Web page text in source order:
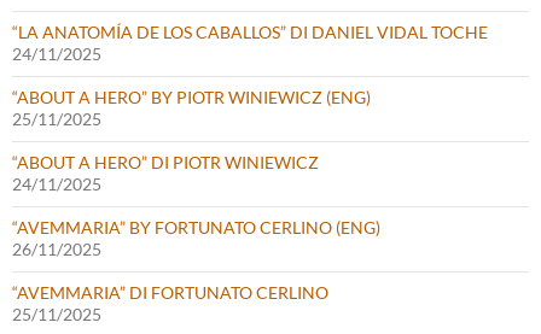
“LA ANATOMÍA DE LOS CABALLOS” DI DANIEL VIDAL TOCHE
24/11/2025
“ABOUT A HERO” BY PIOTR WINIEWICZ (ENG)
25/11/2025
“ABOUT A HERO” DI PIOTR WINIEWICZ
24/11/2025
“AVEMMARIA” BY FORTUNATO CERLINO (ENG)
26/11/2025
“AVEMMARIA” DI FORTUNATO CERLINO
25/11/2025